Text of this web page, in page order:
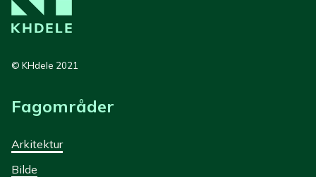
© KHdele 2021
Fagområder
Arkitektur
Bilde